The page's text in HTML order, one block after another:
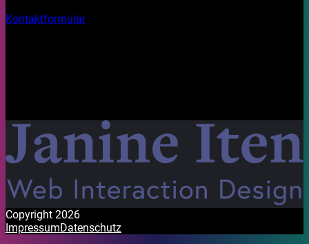
Kontaktformular
Copyright 2026
ImpressumDatenschutz